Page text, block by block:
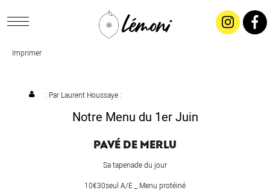
CONCEPT
SALADES & BUFFETS
Imprimer
: Par Laurent Houssaye:
Notre Menu du 1er Juin
PAVÉ DE MERLU
Sa tapenade du jour
10€30seul A/E _ Menu protéiné